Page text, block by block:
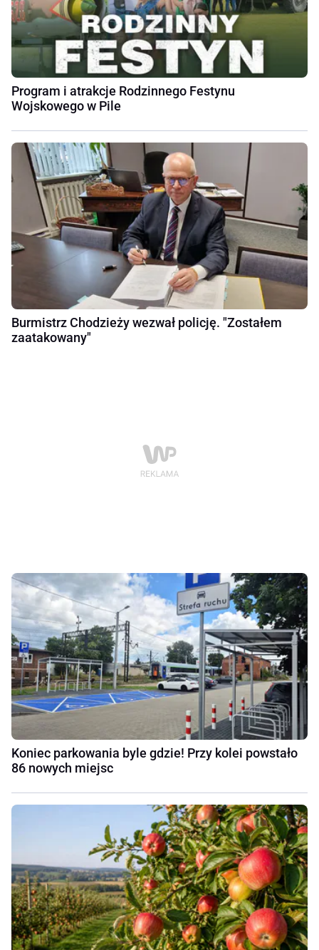
Program i atrakcje Rodzinnego Festynu
Wojskowego w Pile
Burmistrz Chodzieży wezwał policję. "Zostałem
zaatakowany"
Koniec parkowania byle gdzie! Przy kolei powstało
86 nowych miejsc